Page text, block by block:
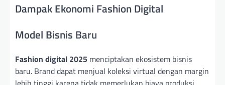
Dampak Ekonomi Fashion Digital
Model Bisnis Baru
Fashion digital 2025 menciptakan ekosistem bisnis
baru. Brand dapat menjual koleksi virtual dengan margin